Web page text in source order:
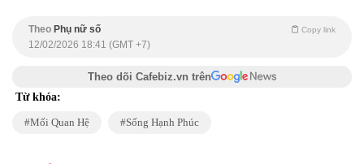
Theo Phụ nữ số Copy link
12/02/2026 18:41 (GMT +7)
Theo dõi Cafebiz.vn trên
Từ khóa:
Mối Quan Hệ Sống Hạnh Phúc